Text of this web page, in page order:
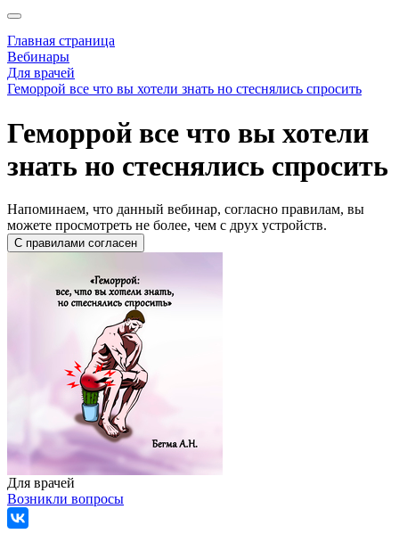
Главная страница
Вебинары
Для врачей
Геморрой все что вы хотели знать но стеснялись спросить
Геморрой все что вы хотели
знать но стеснялись спросить
Напоминаем, что данный вебинар, согласно правилам, вы
можете просмотреть не более, чем с друх устройств.
Для врачей
Возникли вопросы